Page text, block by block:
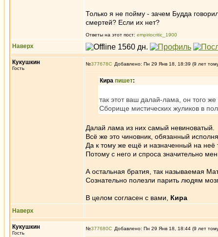
Только я не пойму - зачем Будда
смертей? Если их нет?
Ответы на этот пост: empiriocritic_1900
Наверх
Кукушкин
Гость
№377678 Добавлено: Пн 29 Янв 18, 18:39 (9 лет
Кира пишет:
так этот ваш далай-лама, он того
Сборище мистических жуликов в
Далай лама из них самый невиноватый.
Всё же это чиновник, обязанный
Да к тому же ещё и назначенный на неё
Потому с него и спроса значительно
А остальная братия, так называемая
Сознательно полезли парить людям
В целом согласен с вами, Кира
Наверх
Кукушкин
Гость
№377680 Добавлено: Пн 29 Янв 18, 18:44 (9 лет